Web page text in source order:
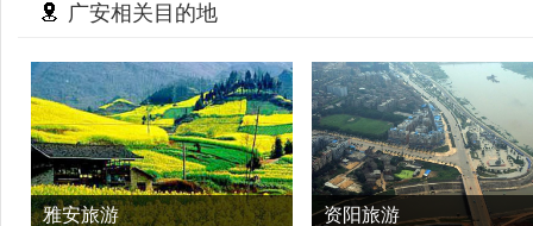
广安相关目的地
雅安旅游 资阳旅游